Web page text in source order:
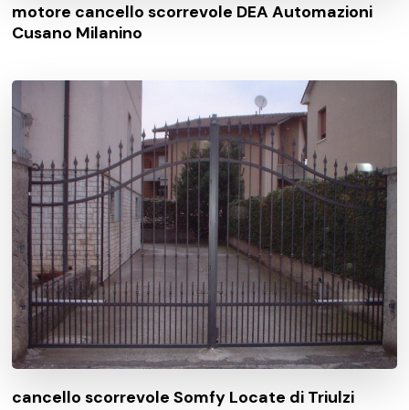
motore cancello scorrevole DEA Automazioni
Cusano Milanino
cancello scorrevole Somfy Locate di Triulzi